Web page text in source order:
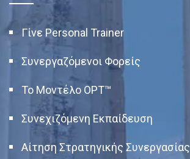
Γίνε Personal Trainer
Συνεργαζόμενοι Φορείς
Το Μοντέλο OPT™
Συνεχιζόμενη Εκπαίδευση
Αίτηση Στρατηγικής Συνεργασίας